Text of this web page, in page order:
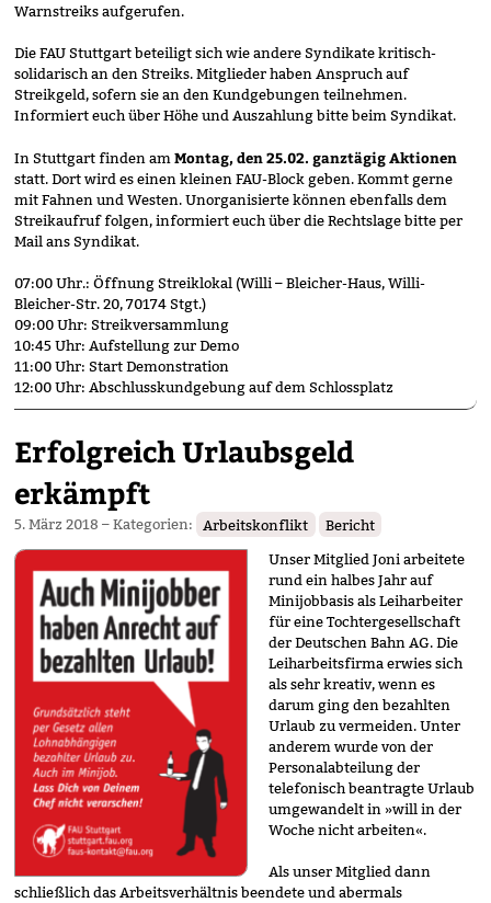
Warnstreiks aufgerufen.
Die FAU Stuttgart beteiligt sich wie andere Syndikate kritisch-
solidarisch an den Streiks. Mitglieder haben Anspruch auf
Streikgeld, sofern sie an den Kundgebungen teilnehmen.
Informiert euch über Höhe und Auszahlung bitte beim Syndikat.
In Stuttgart finden am Montag, den 25.02. ganztägig Aktionen
statt. Dort wird es einen kleinen FAU-Block geben. Kommt gerne
mit Fahnen und Westen. Unorganisierte können ebenfalls dem
Streikaufruf folgen, informiert euch über die Rechtslage bitte per
Mail ans Syndikat.
07:00 Uhr.: Öffnung Streiklokal (Willi – Bleicher-Haus, Willi-
Bleicher-Str. 20, 70174 Stgt.)
09:00 Uhr: Streikversammlung
10:45 Uhr: Aufstellung zur Demo
11:00 Uhr: Start Demonstration
12:00 Uhr: Abschlusskundgebung auf dem Schlossplatz
Erfolgreich Urlaubsgeld
erkämpft
5. März 2018 – Kategorien: Arbeitskonflikt
Bericht
Unser Mitglied Joni arbeitete
rund ein halbes Jahr auf
Minijobbasis als Leiharbeiter
für eine Tochtergesellschaft
der Deutschen Bahn AG. Die
Leiharbeits­firma erwies sich
als sehr kreativ, wenn es
darum ging den bezahlten
Urlaub zu vermeiden. Unter
anderem wurde von der
Personalabteilung der
telefonisch beantragte Urlaub
umgewandelt in »will in der
Woche nicht arbeiten«.
Als unser Mitglied dann
schließlich das Arbeitsverhältnis beendete und abermals